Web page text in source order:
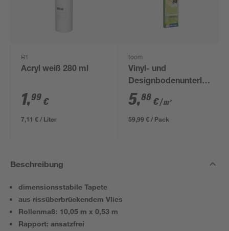
B1
Acryl weiß 280 ml
1,99 €
7,11 € / Liter
toom
Vinyl- und
Designbodenunterlage
'Aquastop' 1,5 mm,
1,2 x 8,5 m, 10,2 m² +
Tape
5,88 €/ m²
59,99 € / Pack
Beschreibung
dimensionsstabile Tapete
aus rissüberbrückendem Vlies
Rollenmaß: 10,05 m x 0,53 m
Rapport: ansatzfrei